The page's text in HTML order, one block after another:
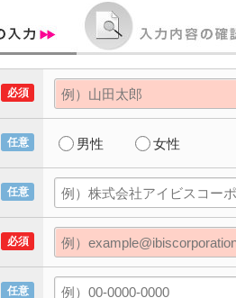
必須
任意 男性 女性
任意
必須
任意